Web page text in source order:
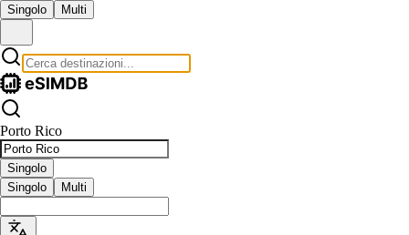
Singolo Multi
Porto Rico
Singolo
Singolo
Multi